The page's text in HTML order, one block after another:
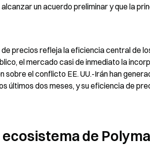
un acuerdo preliminar y que la
precios refleja la eficiencia central de
el mercado casi de inmediato la
el conflicto EE. UU.-Irán han
últimos dos meses, y su eficiencia de
de